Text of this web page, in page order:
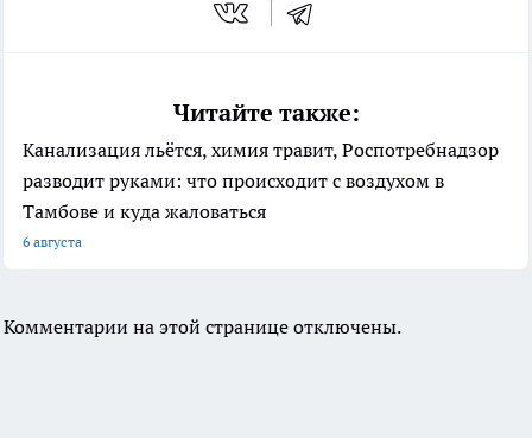
Читайте также:
Канализация льётся, химия травит, Роспотребнадзор
разводит руками: что происходит с воздухом в
Тамбове и куда жаловаться
6 августа
Комментарии на этой странице отключены.